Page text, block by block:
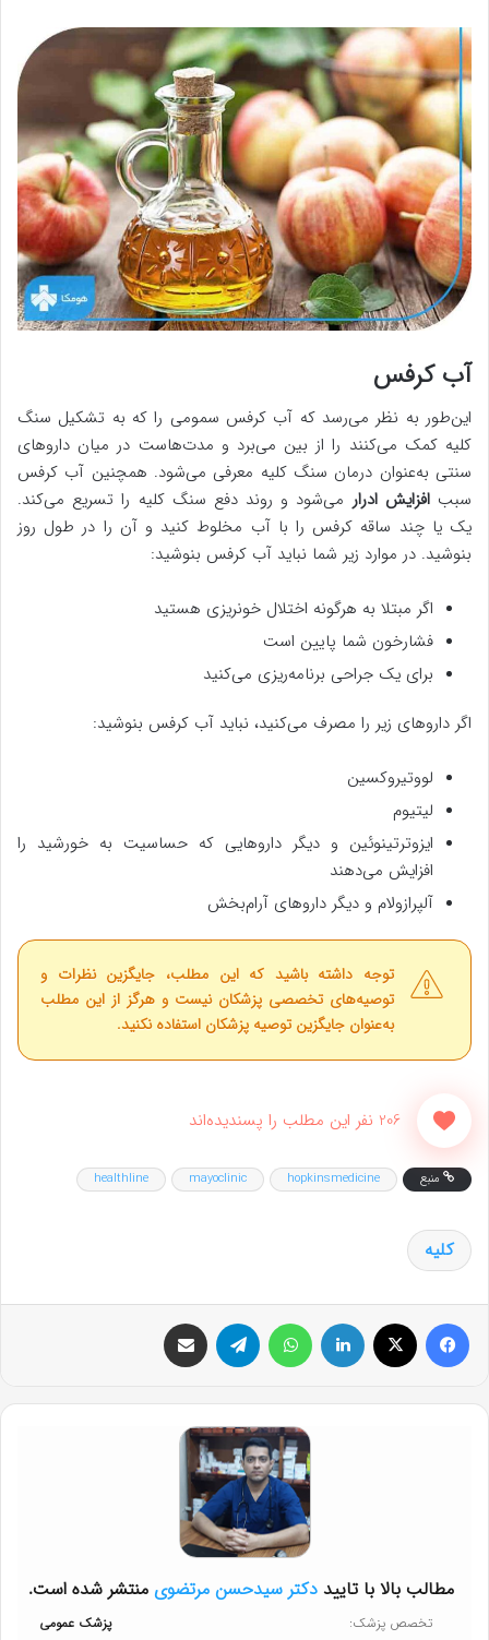
آب کرفس
این‌طور به نظر می‌رسد که آب کرفس سمومی را که به تشکیل سنگ
کلیه کمک می‌کنند را از بین می‌برد و مدت‌هاست در میان داروهای
سنتی به‌عنوان درمان سنگ کلیه معرفی می‌شود. همچنین آب کرفس
سببافزایش ادرار می‌شود و روند دفع سنگ کلیه را تسریع می‌کند.
یک یا چند ساقه کرفس را با آب مخلوط ‌کنید و آن را در طول روز
بنوشید. در موارد زیر شما نباید آب کرفس بنوشید:
اگر مبتلا به هرگونه اختلال خونریزی هستید
فشارخون شما پایین است
برای یک جراحی برنامه‌ریزی می‌کنید
اگر داروهای زیر را مصرف می‌کنید، نباید آب کرفس بنوشید:
لووتیروکسین
لیتیوم
ایزوترتینوئین و دیگر داروهایی که حساسیت به خورشید را
افزایش می‌دهند
آلپرازولام و دیگر داروهای آرام‌بخش
توجه داشته باشید که این مطلب، جایگزین نظرات و
توصیه‌های تخصصی پزشکان نیست و هرگز از این مطلب
به‌عنوان جایگزین توصیه پزشکان استفاده نکنید.
206 نفر این مطلب را پسندیده‌اند
منبع hopkinsmedicine
mayoclinic
healthline
کلیه
مطالب بالا با تایید دکتر سیدحسن مرتضوی منتشر شده است.
تخصص پزشک: پزشک عمومی